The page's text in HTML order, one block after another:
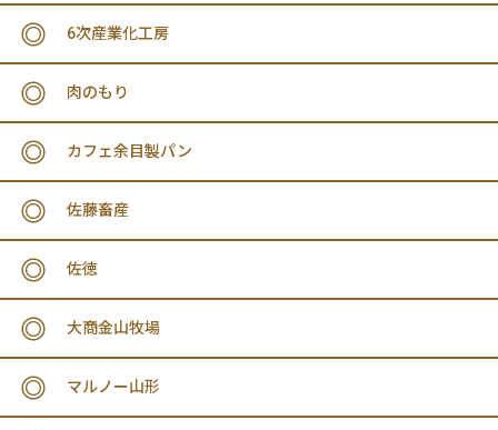
6次産業化工房
肉のもり
カフェ余目製パン
佐藤畜産
佐徳
大商金山牧場
マルノー山形